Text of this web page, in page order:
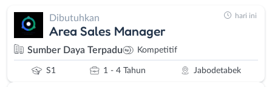
Dibutuhkan
Area Sales Manager
Sumber Daya Terpadu Kompetitif
S1 1 - 4 Tahun Jabodetabek
hari ini